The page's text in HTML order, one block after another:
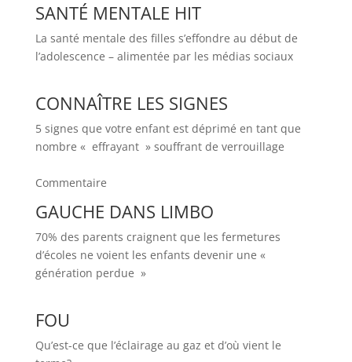
SANTÉ MENTALE HIT
La santé mentale des filles s’effondre au début de
l’adolescence – alimentée par les médias sociaux
CONNAÎTRE LES SIGNES
5 signes que votre enfant est déprimé en tant que
nombre « effrayant » souffrant de verrouillage
Commentaire
GAUCHE DANS LIMBO
70% des parents craignent que les fermetures
d’écoles ne voient les enfants devenir une «
génération perdue »
FOU
Qu’est-ce que l’éclairage au gaz et d’où vient le